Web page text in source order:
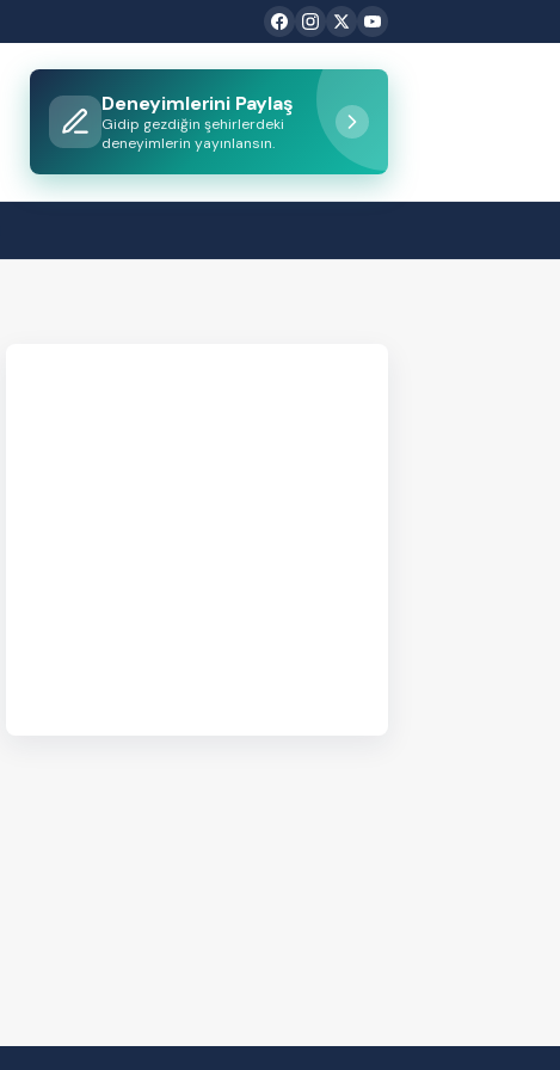
Deneyimlerini Paylaş
Gidip gezdiğin şehirlerdeki
deneyimlerin yayınlansın.